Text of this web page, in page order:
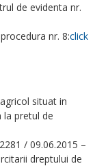
de evidenta nr.
nr. 8:click
situat in
la pretul de
/ 09.06.2015 –
dreptului de